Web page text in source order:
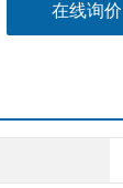
在线询价